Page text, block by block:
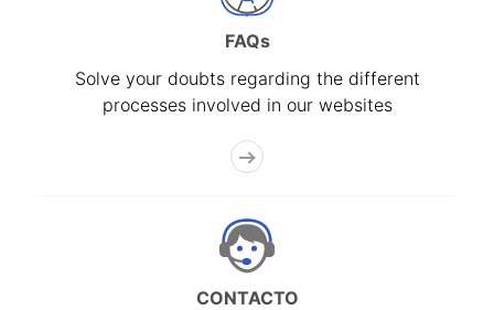
FAQs
Solve your doubts regarding the different
processes involved in our websites
CONTACTO